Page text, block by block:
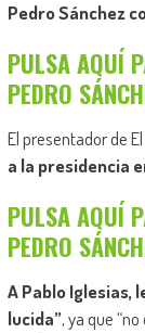
Pedro Sánchez
PULSA AQUÍ
PEDRO
El presentador de
a la presidencia
PULSA AQUÍ
PEDRO
A Pablo Iglesias,
lucida”, ya que